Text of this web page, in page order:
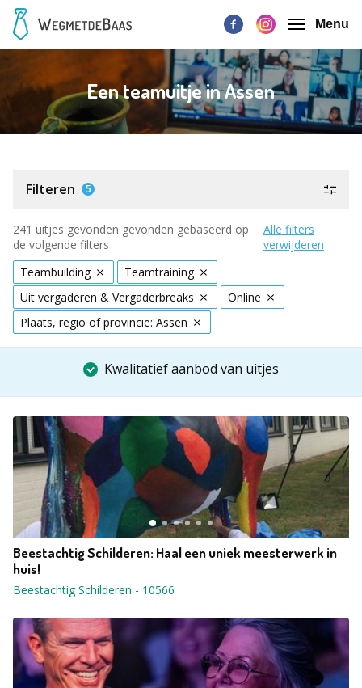
Menu
Een teamuitje in Assen
Filteren 5
241 uitjes gevonden gevonden gebaseerd op
de volgende filters
Alle filters
verwijderen
Teambuilding
Teamtraining
Uit vergaderen & Vergaderbreaks
Online
Plaats, regio of provincie: Assen
Kwalitatief aanbod van uitjes
Beestachtig Schilderen: Haal een uniek meesterwerk in
huis!
Beestachtig Schilderen - 10566